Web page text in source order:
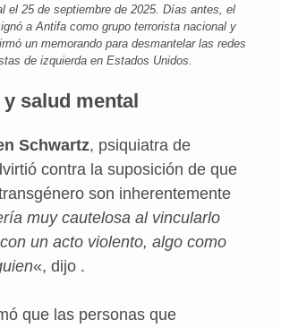
el 25 de septiembre de 2025. Días antes, el
a Antifa como grupo terrorista nacional y
un memorando para desmantelar las redes
de izquierda en Estados Unidos.
salud mental
Schwartz, psiquiatra de
contra la suposición de que
son inherentemente
muy cautelosa al vincularlo
un acto violento, algo como
«, dijo .
que las personas que